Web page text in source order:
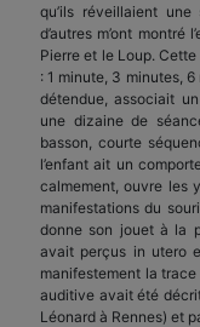
qu’ils réveillaient
d’autres m’ont
Pierre et le Loup.
: 1 minute, 3 minutes,
détendue, associait
une dizaine de
basson, courte
l’enfant ait un
calmement, ouvre les
manifestations du
donne son jouet à la
avait perçus in utero
manifestement la trace
auditive avait été
Léonard à Rennes) et